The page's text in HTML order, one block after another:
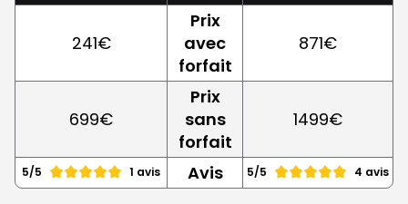
241€
Prix
avec
forfait
871€
699€
Prix
sans
forfait
1499€
5/5 1 avis Avis 5/5 4 avis